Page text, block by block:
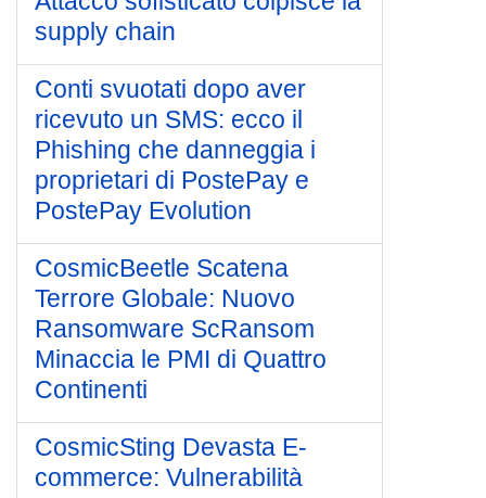
supply chain
Conti svuotati dopo aver
ricevuto un SMS: ecco il
Phishing che danneggia i
proprietari di PostePay e
PostePay Evolution
CosmicBeetle Scatena
Terrore Globale: Nuovo
Ransomware ScRansom
Minaccia le PMI di Quattro
Continenti
CosmicSting Devasta E-
commerce: Vulnerabilità